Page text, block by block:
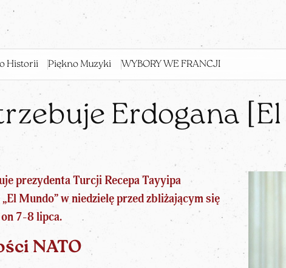
Historii Piękno Muzyki WYBORY WE FRANCJI
Erdogana
prezydenta Turcji Recepa Tayyipa
Mundo” w niedzielę przed zbliżającym się
7-8 lipca.
NATO